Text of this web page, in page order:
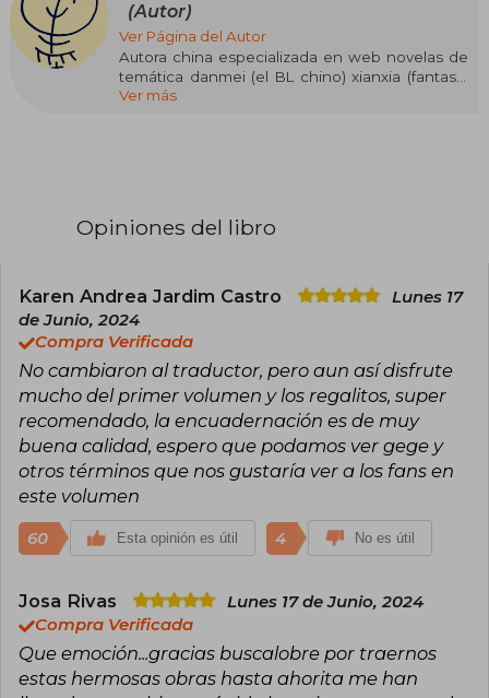
(Autor)
Ver Página del Autor
Autora china especializada en web novelas de
temática danmei (el BL chino) xianxia (fantasía
china) y wuxia (artes marciales). El nombre Mo
género bastante polémico en China con
chino) y que comenzó su carrera tras aficionarse
al boy’s love al leer un fanfic de D. Gray-Man en
la escuela secundaria.
Son sus populares novelas, tres en total
publicadas y terminadas (The Scum Villain’s Self-
Saving System, Grandmaster of Demonic
Cultivation y Heaven Official’s Blessing),
disponibles tanto en formato online como en
físico por la editorial china PINSIN STUDIO
(pasadas por el filtro de la censura). Cada una de
comic (manhua), animación (donghua) e,
incluso, series de acción real.
Ver más
Opiniones del libro
Karen Andrea Jardim Castro
Lunes 17
de Junio, 2024
Compra Verificada
No cambiaron al traductor, pero aun así disfrute
mucho del primer volumen y los regalitos, super
recomendado, la encuadernación es de muy
buena calidad, espero que podamos ver gege y
otros términos que nos gustaría ver a los fans en
este volumen
60 Esta opinión es útil 4 No es útil
Josa Rivas
Lunes 17 de Junio, 2024
Compra Verificada
Que emoción...gracias buscalobre por traernos
estas hermosas obras hasta ahorita me han